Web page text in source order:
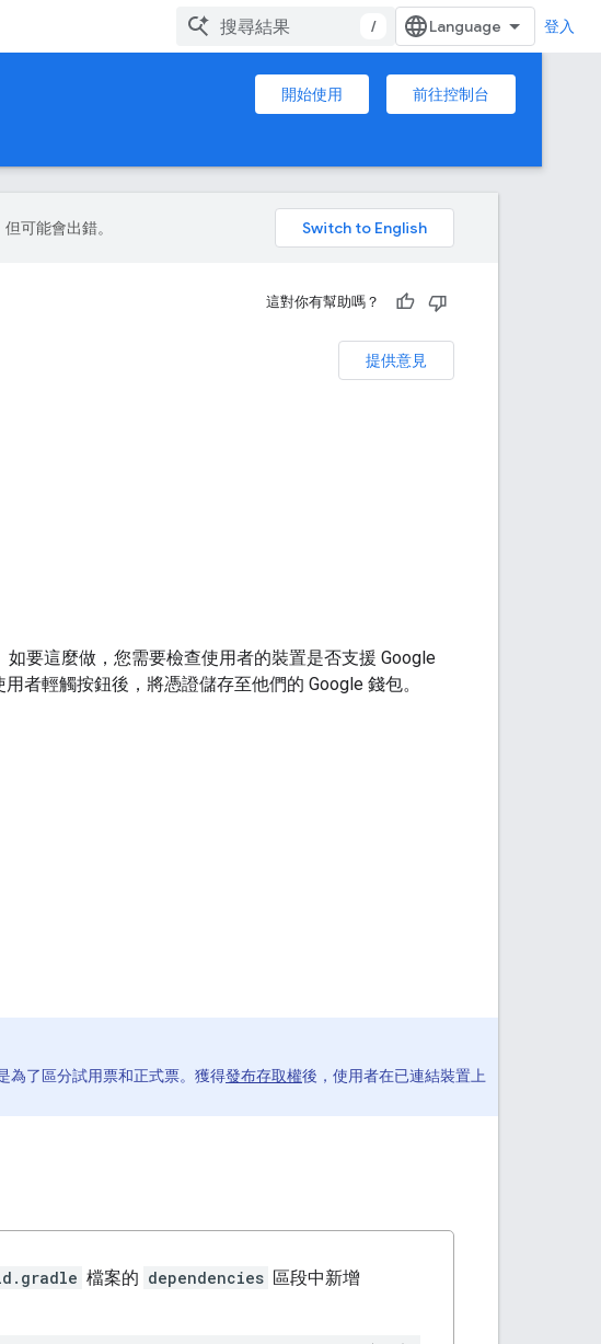
/ 登入
開始使用
前往控制台
可能會出錯。
這對你有幫助嗎？
提供意見
如要這麼做，您需要檢查使用者的裝置是否支援 Google
者輕觸按鈕後，將憑證儲存至他們的 Google 錢包。
為了區分試用票和正式票。獲得發布存取權後，使用者在已連結裝置上
檔案的 dependencies 區段中新增